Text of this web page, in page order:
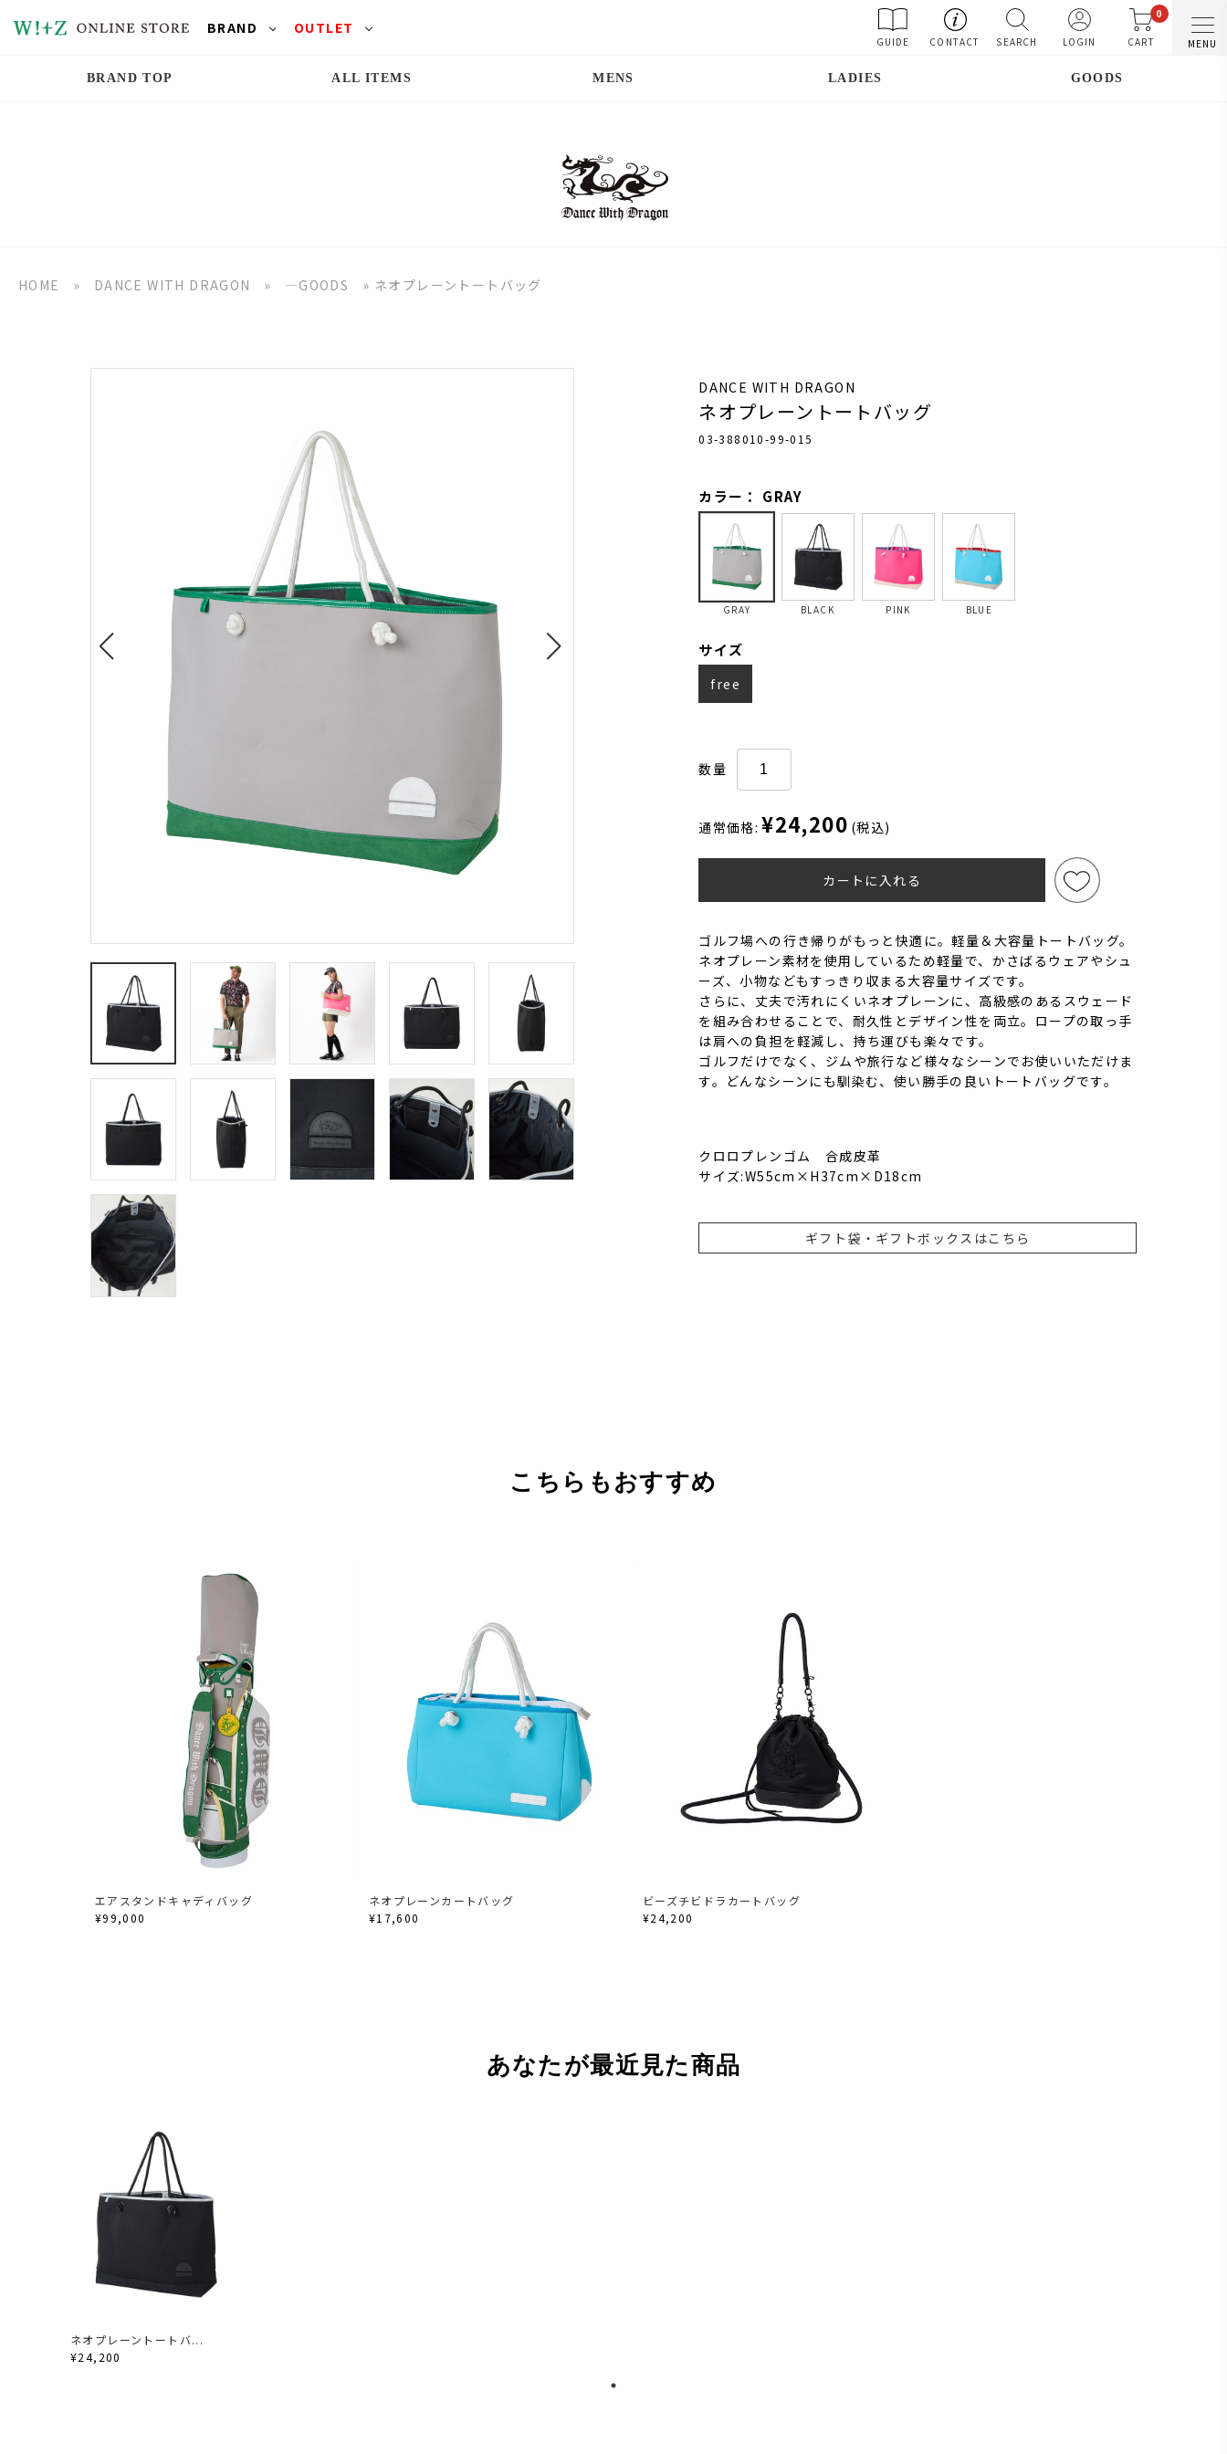
BRAND OUTLET
GUIDE CONTACT SEARCH LOGIN
0
CART MENU
BRAND TOP ALL ITEMS MENS LADIES GOODS
HOME » DANCE WITH DRAGON » ―GOODS » ネオプレーントートバッグ
DANCE WITH DRAGON
ネオプレーントートバッグ
03-388010-99-015
カラー： GRAY
GRAY BLACK PINK BLUE
サイズ
free
数量
通常価格: ¥24,200 (税込)
カートに入れる
ゴルフ場への行き帰りがもっと快適に。軽量＆大容量トートバッグ。
ネオプレーン素材を使用しているため軽量で、かさばるウェアやシュ
ーズ、小物などもすっきり収まる大容量サイズです。
さらに、丈夫で汚れにくいネオプレーンに、高級感のあるスウェード
を組み合わせることで、耐久性とデザイン性を両立。ロープの取っ手
は肩への負担を軽減し、持ち運びも楽々です。
ゴルフだけでなく、ジムや旅行など様々なシーンでお使いいただけま
す。どんなシーンにも馴染む、使い勝手の良いトートバッグです。
クロロプレンゴム 合成皮革
サイズ:W55cm×H37cm×D18cm
ギフト袋・ギフトボックスはこちら
こちらもおすすめ
エアスタンドキャディバッグ
¥99,000
ネオプレーンカートバッグ
¥17,600
ビーズチビドラカートバッグ
¥24,200
あなたが最近見た商品
ネオプレーントートバ...
¥24,200